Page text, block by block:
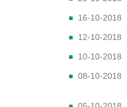
16-10-2018
12-10-2018
10-10-2018
08-10-2018